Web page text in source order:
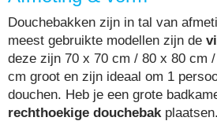
Douchebakken zijn in tal van
meest gebruikte modellen zijn de
deze zijn 70 x 70 cm / 80 x 80 cm
cm groot en zijn ideaal om 1
douchen. Heb je een grote
rechthoekige douchebak